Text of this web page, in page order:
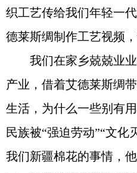
织工艺传给我们年轻一
德莱斯绸制作工艺视频
我们在家乡兢兢业业
产业，借着艾德莱斯绸
生活，为什么一些别有
民族被“强迫劳动”“文化
我们新疆棉花的事情，